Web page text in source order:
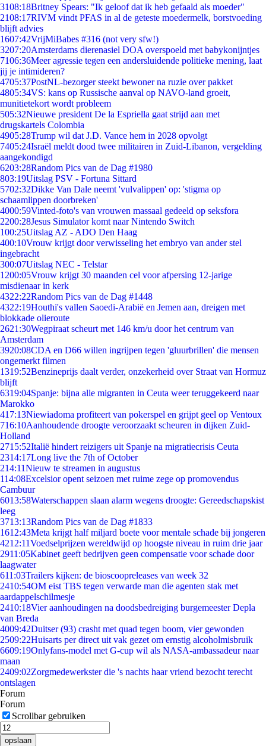
3108:18Britney Spears: "Ik geloof dat ik heb gefaald als moeder"
2108:17RIVM vindt PFAS in al de geteste moedermelk, borstvoeding
blijft advies
1607:42VrijMiBabes #316 (not very sfw!)
3207:20Amsterdams dierenasiel DOA overspoeld met babykonijntjes
7106:36Meer agressie tegen een andersluidende politieke mening, laat
jij je intimideren?
4705:37PostNL-bezorger steekt bewoner na ruzie over pakket
4805:34VS: kans op Russische aanval op NAVO-land groeit,
munitietekort wordt probleem
505:32Nieuwe president De la Espriella gaat strijd aan met
drugskartels Colombia
4905:28Trump wil dat J.D. Vance hem in 2028 opvolgt
7405:24Israël meldt dood twee militairen in Zuid-Libanon, vergelding
aangekondigd
6203:28Random Pics van de Dag #1980
803:19Uitslag PSV - Fortuna Sittard
5702:32Dikke Van Dale neemt 'vulvalippen' op: 'stigma op
schaamlippen doorbreken'
4000:59Vinted-foto's van vrouwen massaal gedeeld op seksfora
2200:28Jesus Simulator komt naar Nintendo Switch
100:25Uitslag AZ - ADO Den Haag
400:10Vrouw krijgt door verwisseling het embryo van ander stel
ingebracht
300:07Uitslag NEC - Telstar
1200:05Vrouw krijgt 30 maanden cel voor afpersing 12-jarige
misdienaar in kerk
4322:22Random Pics van de Dag #1448
4322:19Houthi's vallen Saoedi-Arabië en Jemen aan, dreigen met
blokkade olieroute
2621:30Wegpiraat scheurt met 146 km/u door het centrum van
Amsterdam
3920:08CDA en D66 willen ingrijpen tegen 'gluurbrillen' die mensen
ongemerkt filmen
1319:52Benzineprijs daalt verder, onzekerheid over Straat van Hormuz
blijft
6319:04Spanje: bijna alle migranten in Ceuta weer teruggekeerd naar
Marokko
417:13Niewiadoma profiteert van pokerspel en grijpt geel op Ventoux
716:10Aanhoudende droogte veroorzaakt scheuren in dijken Zuid-
Holland
2715:52Italië hindert reizigers uit Spanje na migratiecrisis Ceuta
2314:17Long live the 7th of October
214:11Nieuw te streamen in augustus
114:08Excelsior opent seizoen met ruime zege op promovendus
Cambuur
6013:58Waterschappen slaan alarm wegens droogte: Gereedschapskist
leeg
3713:13Random Pics van de Dag #1833
1612:43Meta krijgt half miljard boete voor mentale schade bij jongeren
4212:11Voedselprijzen wereldwijd op hoogste niveau in ruim drie jaar
2911:05Kabinet geeft bedrijven geen compensatie voor schade door
laagwater
611:03Trailers kijken: de bioscoopreleases van week 32
2410:54OM eist TBS tegen verwarde man die agenten stak met
aardappelschilmesje
2410:18Vier aanhoudingen na doodsbedreiging burgemeester Depla
van Breda
4009:42Duitser (93) crasht met quad tegen boom, vier gewonden
2509:22Huisarts per direct uit vak gezet om ernstig alcoholmisbruik
6609:19Onlyfans-model met G-cup wil als NASA-ambassadeur naar
maan
2409:02Zorgmedewerkster die 's nachts haar vriend bezocht terecht
ontslagen
Forum
Forum
Scrollbar gebruiken
opslaan